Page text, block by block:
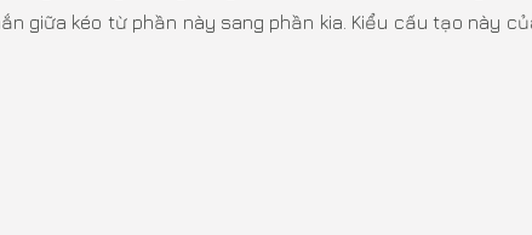
giữa kéo từ phần này sang phần kia. Kiểu cấu tạo này